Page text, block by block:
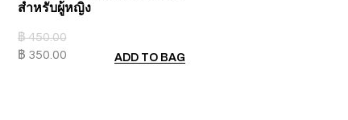
สำหรับผู้หญิง
฿450.00
฿ 350.00 ADD TO BAG